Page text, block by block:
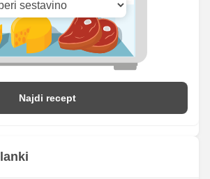
Najdi recept